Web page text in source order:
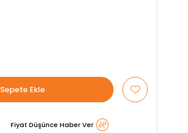
Fiyat Düşünce Haber Ver